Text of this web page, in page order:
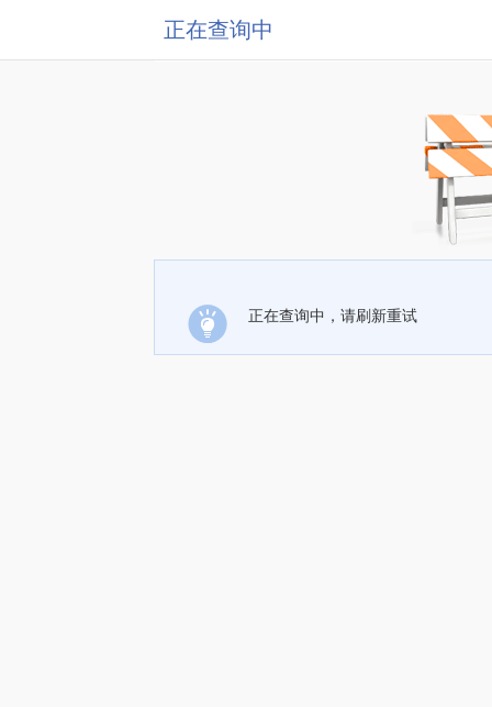
正在查询中
正在查询中，请刷新重试